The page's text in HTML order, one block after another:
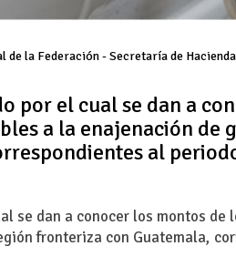
de la Federación - Secretaría de
por el cual se dan a
a la enajenación de
al
se dan a conocer los montos
fronteriza con Guatemala,